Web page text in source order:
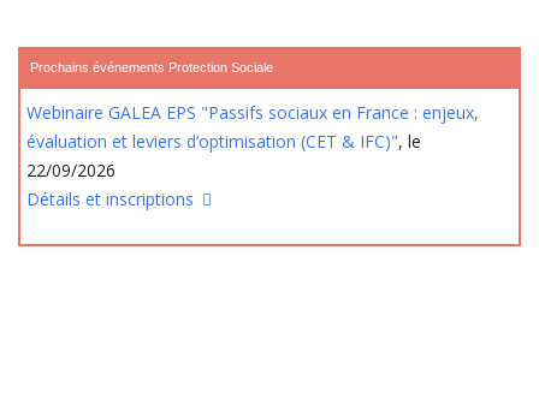
Prochains événements Protection Sociale
Webinaire GALEA EPS "Passifs sociaux en France : enjeux,
évaluation et leviers d’optimisation (CET & IFC)", le
22/09/2026
Détails et inscriptions